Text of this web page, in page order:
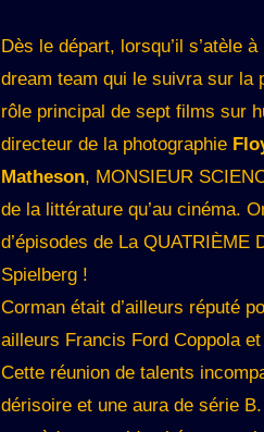
Dès le départ, lorsqu’il s’atèle
dream team qui le suivra sur la
rôle principal de sept films sur
directeur de la photographie
Matheson, MONSIEUR
de la littérature qu’au cinéma.
d’épisodes de La
Spielberg !
Corman était d’ailleurs réputé
ailleurs Francis Ford Coppola
Cette réunion de talents
dérisoire et une aura de série